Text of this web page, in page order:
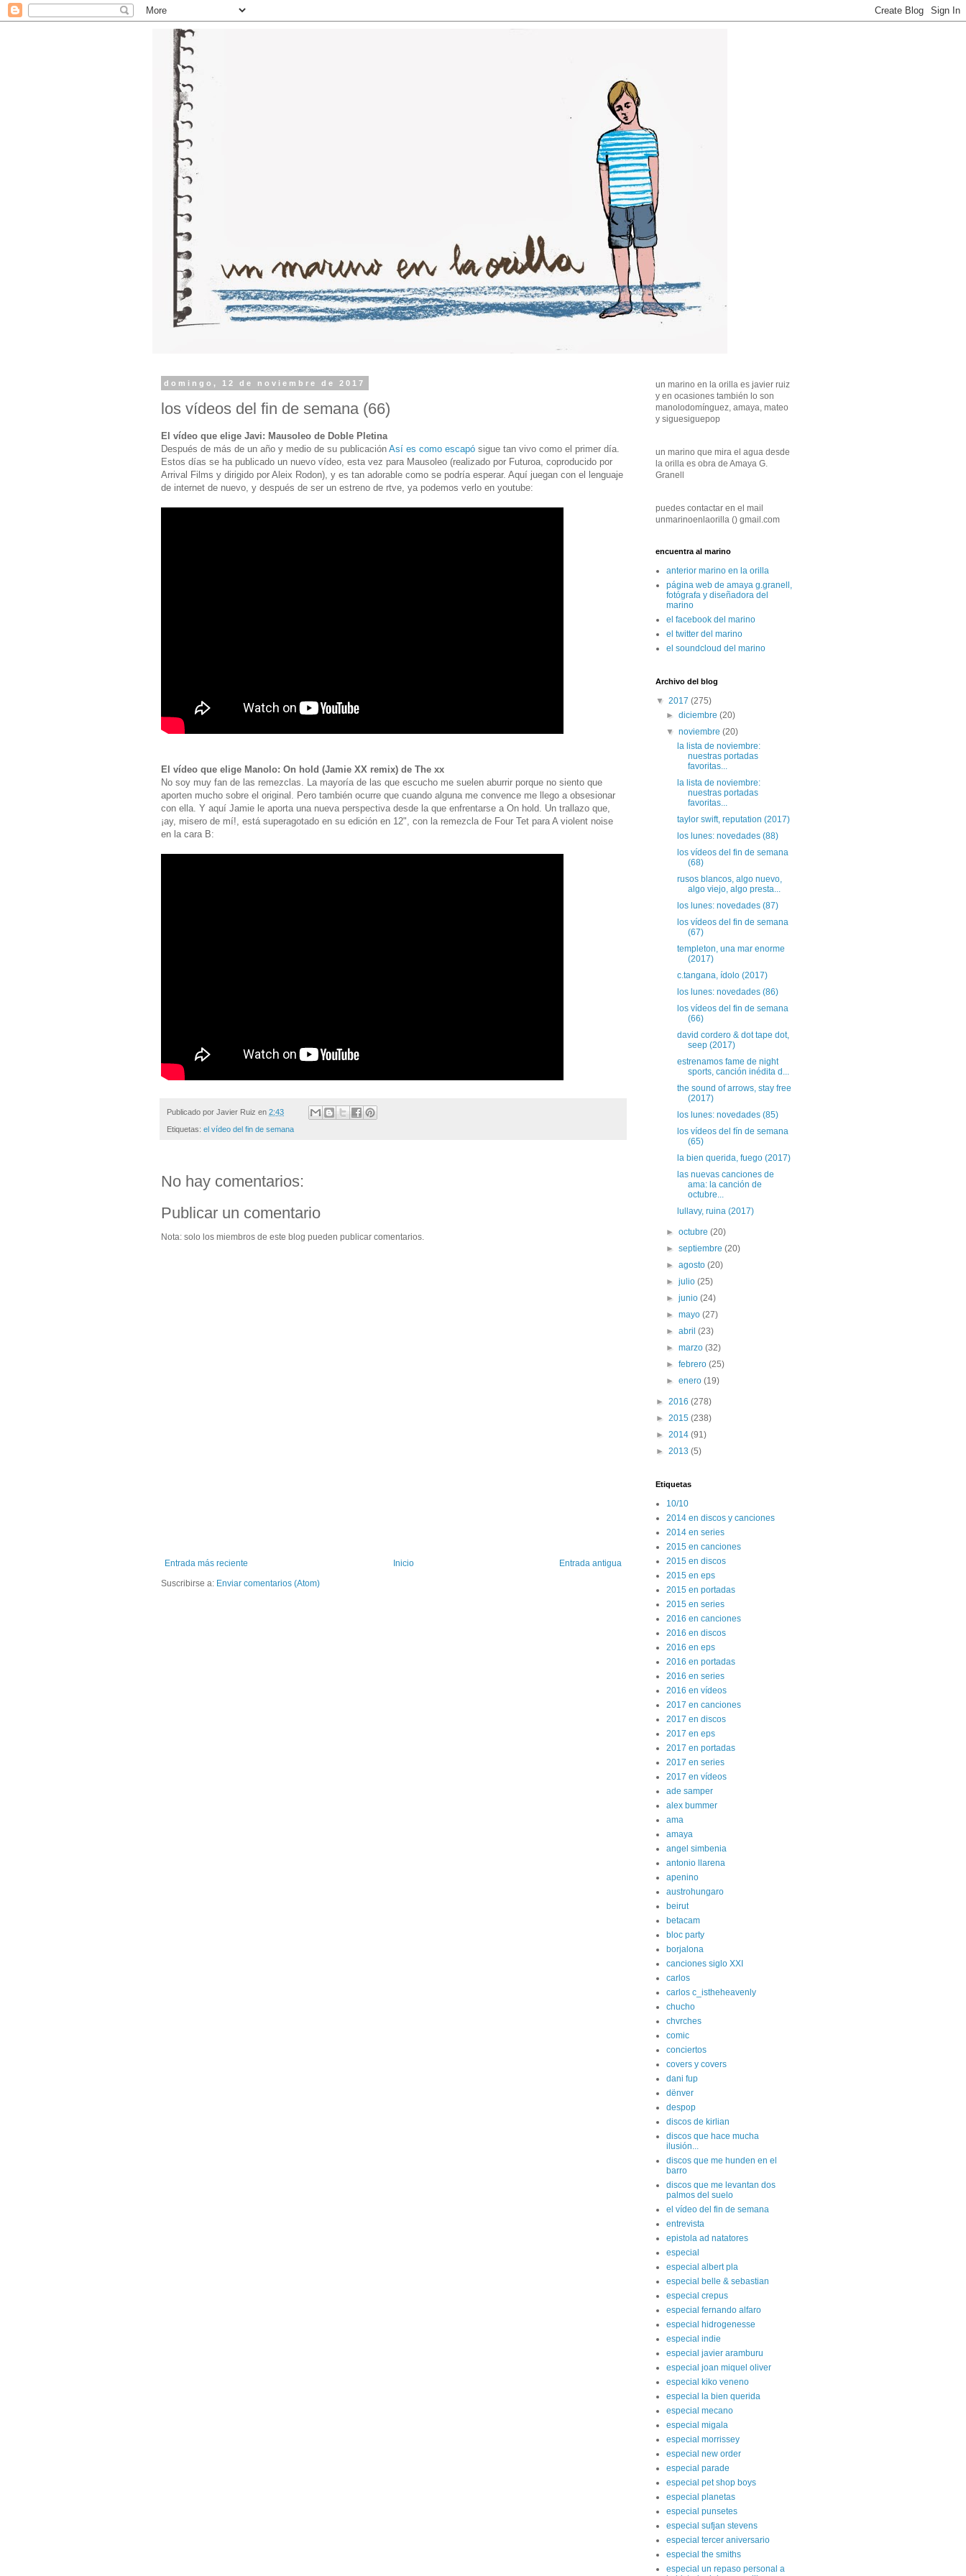
domingo, 12 de noviembre de 2017
los vídeos del fin de semana (66)
El vídeo que elige Javi: Mausoleo de Doble Pletina
Después de más de un año y medio de su publicación Así es como escapó sigue tan vivo como el primer día.
Estos días se ha publicado un nuevo vídeo, esta vez para Mausoleo (realizado por Futuroa, coproducido por
Arrival Films y dirigido por Aleix Rodon), y es tan adorable como se podría esperar. Aquí juegan con el lenguaje
de internet de nuevo, y después de ser un estreno de rtve, ya podemos verlo en youtube:
El vídeo que elige Manolo: On hold (Jamie XX remix) de The xx
No soy muy fan de las remezclas. La mayoría de las que escucho me suelen aburrir porque no siento que
aporten mucho sobre el original. Pero también ocurre que cuando alguna me convence me llego a obsesionar
con ella. Y aquí Jamie le aporta una nueva perspectiva desde la que enfrentarse a On hold. Un trallazo que,
¡ay, misero de mí!, está superagotado en su edición en 12", con la remezcla de Four Tet para A violent noise
en la cara B:
Publicado por Javier Ruiz en 2:43
Etiquetas: el vídeo del fin de semana
No hay comentarios:
Publicar un comentario
Nota: solo los miembros de este blog pueden publicar comentarios.
Entrada más reciente Entrada antigua
Inicio
Suscribirse a: Enviar comentarios (Atom)
un marino en la orilla es javier ruiz
y en ocasiones también lo son
manolodomínguez, amaya, mateo
y siguesiguepop
un marino que mira el agua desde
la orilla es obra de Amaya G.
Granell
puedes contactar en el mail
unmarinoenlaorilla () gmail.com
encuentra al marino
anterior marino en la orilla
página web de amaya g.granell,
fotógrafa y diseñadora del
marino
el facebook del marino
el twitter del marino
el soundcloud del marino
Archivo del blog
▼ 2017 (275)
►diciembre(20)
▼noviembre(20)
la lista de noviembre:
nuestras portadas
favoritas...
la lista de noviembre:
nuestras portadas
favoritas...
taylor swift, reputation (2017)
los lunes: novedades (88)
los vídeos del fin de semana
(68)
rusos blancos, algo nuevo,
algo viejo, algo presta...
los lunes: novedades (87)
los vídeos del fin de semana
(67)
templeton, una mar enorme
(2017)
c.tangana, ídolo (2017)
los lunes: novedades (86)
los vídeos del fin de semana
(66)
david cordero & dot tape dot,
seep (2017)
estrenamos fame de night
sports, canción inédita d...
the sound of arrows, stay free
(2017)
los lunes: novedades (85)
los vídeos del fín de semana
(65)
la bien querida, fuego (2017)
las nuevas canciones de
ama: la canción de
octubre...
lullavy, ruina (2017)
►octubre(20)
►septiembre(20)
►agosto(20)
►julio(25)
►junio(24)
►mayo(27)
►abril(23)
►marzo(32)
►febrero(25)
►enero(19)
► 2016 (278)
► 2015 (238)
► 2014 (91)
► 2013 (5)
Etiquetas
10/10
2014 en discos y canciones
2014 en series
2015 en canciones
2015 en discos
2015 en eps
2015 en portadas
2015 en series
2016 en canciones
2016 en discos
2016 en eps
2016 en portadas
2016 en series
2016 en vídeos
2017 en canciones
2017 en discos
2017 en eps
2017 en portadas
2017 en series
2017 en vídeos
ade samper
alex bummer
ama
amaya
angel simbenia
antonio llarena
apenino
austrohungaro
beirut
betacam
bloc party
borjalona
canciones siglo XXI
carlos
carlos c_istheheavenly
chucho
chvrches
comic
conciertos
covers y covers
dani fup
dënver
despop
discos de kirlian
discos que hace mucha
ilusión...
discos que me hunden en el
barro
discos que me levantan dos
palmos del suelo
el vídeo del fin de semana
entrevista
epistola ad natatores
especial
especial albert pla
especial belle & sebastian
especial crepus
especial fernando alfaro
especial hidrogenesse
especial indie
especial javier aramburu
especial joan miquel oliver
especial kiko veneno
especial la bien querida
especial mecano
especial migala
especial morrissey
especial new order
especial parade
especial pet shop boys
especial planetas
especial punsetes
especial sufjan stevens
especial tercer aniversario
especial the smiths
especial un repaso personal a